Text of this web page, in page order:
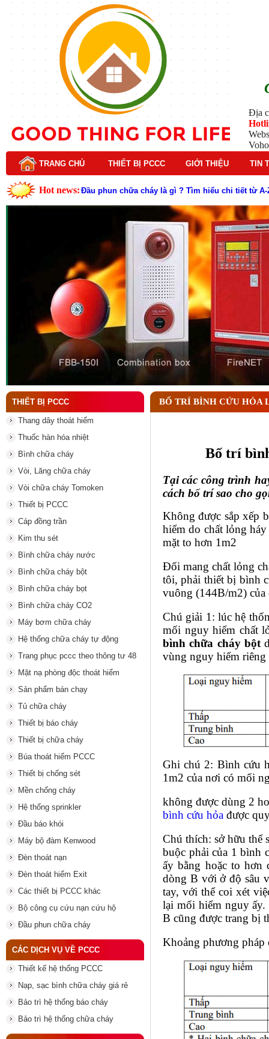
Địa
TRANG CHỦ THIẾT BỊ PCCC GIỚI THIỆU TIN
Hot news: Đầu phun chữa cháy là gì ? Tìm hiểu chi tiết từ A-
Cách kiểm tra và bảo trì hệ thống báo cháy
Cấu tạo và nguyên lý hoạt động của báo cháy
Tìm hiểu chi tiết về hệ thống báo cháy Horing
Các loại thang dây thoát hiểm phổ biến trên thị
Thang dây thoát hiểm có tác dụng gì trong tình
Cấu tạo đầu phun chữa cháy trong hệ thống
Kim thu sét là gì? Cấu tạo, nguyên lý hoạt động
Đầu phun chữa cháy là gì và nguyên lý hoạt động
THIẾT BỊ PCCC
Thang dây thoát hiểm
Thuốc hàn hóa nhiệt
Bình chữa cháy
Vòi, Lăng chữa cháy
Vòi chữa cháy Tomoken
Thiết bị PCCC
Cáp đồng trần
Kim thu sét
Bình chữa cháy nước
Bình chữa cháy bột
Bình chữa cháy bọt
Bình chữa cháy CO2
Máy bơm chữa cháy
Hệ thống chữa cháy tự động
Trang phục pccc theo thông tư 48
Mặt nạ phòng độc thoát hiểm
Sản phẩm bán chạy
Tủ chữa cháy
Thiết bị báo cháy
Thiết bị chữa cháy
Búa thoát hiểm PCCC
Thiết bị chống sét
Mền chống cháy
Hệ thống sprinkler
Đầu báo khói
Máy bộ đàm Kenwood
Đèn thoát nạn
Đèn thoát hiểm Exit
Các thiết bị PCCC khác
Bộ công cụ cứu nạn cứu hộ
Đầu phun chữa cháy
CÁC DỊCH VỤ VỀ PCCC
Thiết kế hệ thống PCCC
Nạp, sạc bình chữa cháy giá rẻ
Bảo trì hệ thống báo cháy
Bảo trì hệ thống chữa cháy
BỐ TRÍ BÌNH CỨU HỎA
Bố trí
Tại các công trình
cách bố trí sao cho
Không được sắp xếp
hiểm do chất lỏng
mặt to hơn 1m2
Đối mang chất lỏng
tôi, phải thiết bị bình
vuông (144B/m2)
Chú giải 1: lúc hệ
mối nguy hiểm chất
bình chữa cháy bột
vùng nguy hiểm
Ghi chú 2: Bình cứu
1m2 của nơi có mối
không được dùng 2
bình cứu hỏa được
Chú thích: sở hữu thể
buộc phải của 1 bình
ấy bằng hoặc to hơn
dòng B với ở độ sâu
tay, với thể coi xét
lại mối hiểm nguy
B cũng được trang bị
Khoảng phương